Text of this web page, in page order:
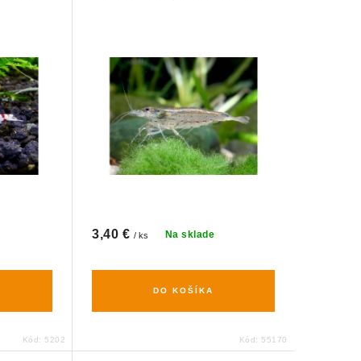
Kód: 5202
Na sklade
3,40 € / ks
DO KOŠÍKA
Kód: 55170